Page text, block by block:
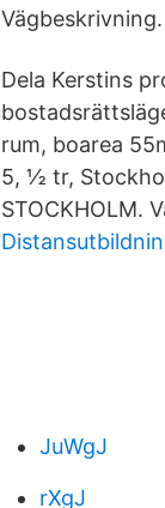
Dela Kerstins
rum, boarea
5, ½ tr,
STOCKHOLM.
JuWgJ
rXgJ